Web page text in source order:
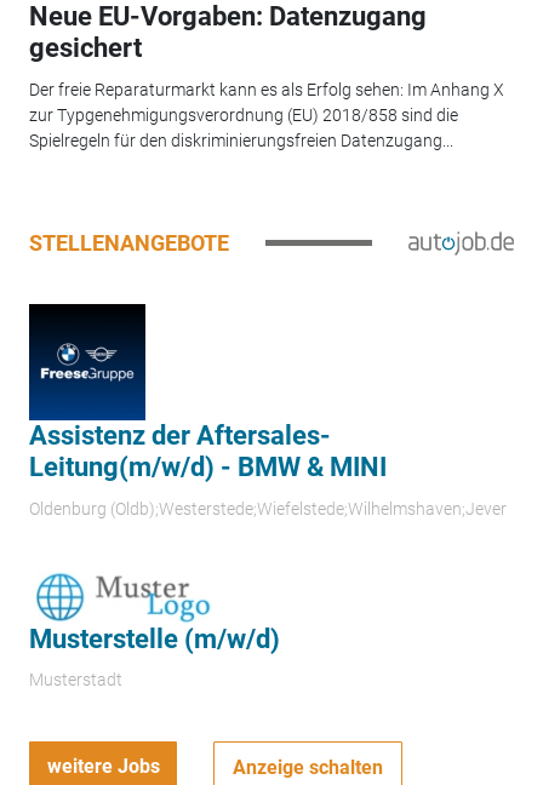
Neue EU-Vorgaben: Datenzugang
gesichert
Der freie Reparaturmarkt kann es als Erfolg sehen: Im Anhang X
zur Typgenehmigungsverordnung (EU) 2018/858 sind die
Spielregeln für den diskriminierungsfreien Datenzugang...
STELLENANGEBOTE
Assistenz der Aftersales-
Leitung(m/w/d) - BMW & MINI
Oldenburg (Oldb);Westerstede;Wiefelstede;Wilhelmshaven;Jever
Musterstelle (m/w/d)
Musterstadt
weitere Jobs Anzeige schalten